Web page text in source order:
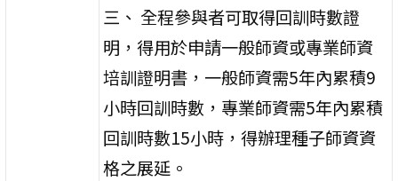
三、 全程參與者可取得回訓時數證
明，得用於申請一般師資或專業師資
培訓證明書，一般師資需5年內累積9
小時回訓時數，專業師資需5年內累積
回訓時數15小時，得辦理種子師資資
格之展延。